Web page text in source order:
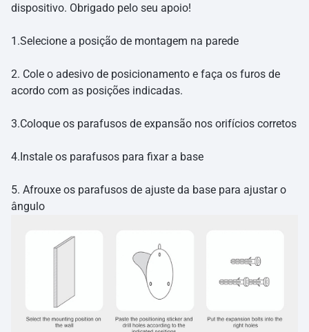
dispositivo. Obrigado pelo seu apoio!
1.Selecione a posição de montagem na parede
2. Cole o adesivo de posicionamento e faça os furos de
acordo com as posições indicadas.
3.Coloque os parafusos de expansão nos orifícios corretos
4.Instale os parafusos para fixar a base
5. Afrouxe os parafusos de ajuste da base para ajustar o
ângulo